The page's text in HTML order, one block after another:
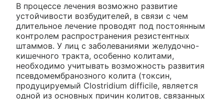
В процессе лечения возможно развитие
устойчивости возбудителей, в связи с чем
длительное лечение проводят под постоянным
контролем распространения резистентных
штаммов. У лиц с заболеваниями желудочно-
кишечного тракта, особенно колитами,
необходимо учитывать возможность развития
псевдомембранозного колита (токсин,
продуцируемый Clostridium difficile, является
одной из основных причин колитов, связанных